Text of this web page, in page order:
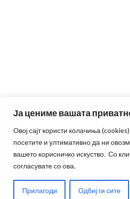
Ја цениме вашата
Овој сајт користи колачиња
посетите и ултимативно да ни
вашето корисничко искуство. Со
согласувате со ова.
Прилагоди Одбиј ги сите